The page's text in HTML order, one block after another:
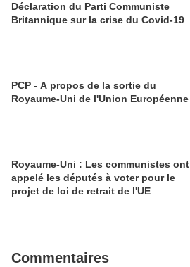
Déclaration du Parti Communiste
Britannique sur la crise du Covid-19
PCP - A propos de la sortie du
Royaume-Uni de l'Union Européenne
Royaume-Uni : Les communistes ont
appelé les députés à voter pour le
projet de loi de retrait de l'UE
Commentaires